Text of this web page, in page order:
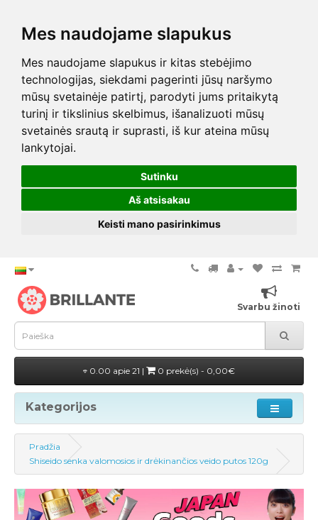
Mes naudojame slapukus
Mes naudojame slapukus ir kitas stebėjimo
technologijas, siekdami pagerinti jūsų naršymo
mūsų svetainėje patirtį, parodyti jums pritaikytą
turinį ir tikslinius skelbimus, išanalizuoti mūsų
svetainės srautą ir suprasti, iš kur ateina mūsų
lankytojai.
Sutinku
Aš atsisakau
Keisti mano pasirinkimus
Svarbu žinoti
0.00 apie 21 | 0 prekė(s) - 0,00€
Kategorijos
Pradžia
Shiseido senka valomosios ir drėkinančios veido putos 120g